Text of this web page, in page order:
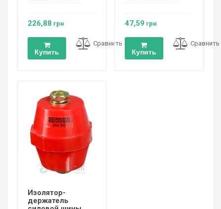
226,88 грн
Купить
Сравнить
47,59 грн
Купить
Сравнить
Изолятор-
держатель